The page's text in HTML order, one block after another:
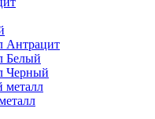
Антрацит
Белый
Черный
металл